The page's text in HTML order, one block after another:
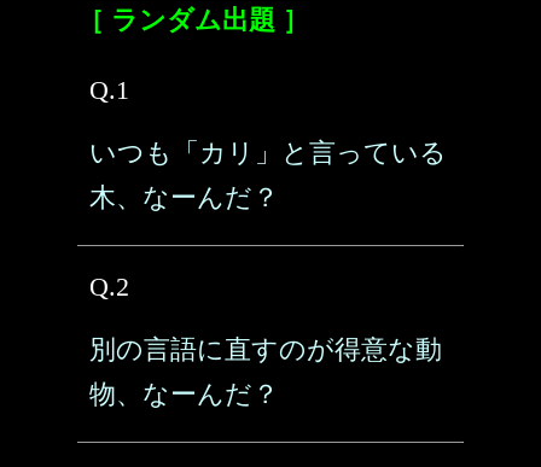
［ ランダム出題 ］
Q.1
いつも「カリ」と言っている
木、なーんだ？
Q.2
別の言語に直すのが得意な動
物、なーんだ？